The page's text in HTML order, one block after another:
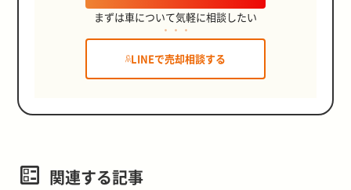
まずは車について気軽に相談したい
LINEで売却相談する
関連する記事